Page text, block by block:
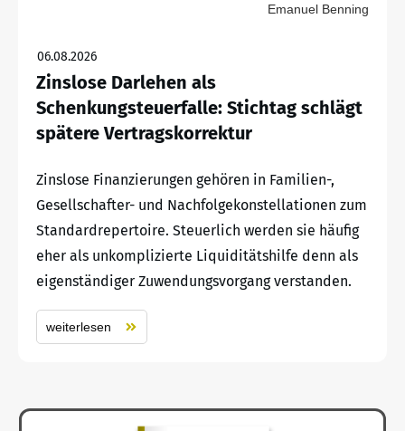
Emanuel Benning
06.08.2026
Zinslose Darlehen als
Schenkungsteuerfalle: Stichtag schlägt
spätere Vertragskorrektur
Zinslose Finanzierungen gehören in Familien-,
Gesellschafter- und Nachfolgekonstellationen zum
Standardrepertoire. Steuerlich werden sie häufig
eher als unkomplizierte Liquiditätshilfe denn als
eigenständiger Zuwendungsvorgang verstanden.
weiterlesen